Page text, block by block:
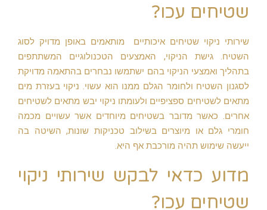
שטיחים עכו?
שירותי ניקוי שטיחים איכותיים מותאמים באופן מדויק לסוג
השטיח. גישת הניקוי, האמצעים הטכנולוגיים המשתתפים
בתהליך ואמצעי הניקוי בהם ישתמשו נבחרים בהתאמה מדויקת
לסגנון השטיח ולחומר הגלם ממנו הוא עשוי. ניקוי בעזרת מים
מתאים לשטיחים ספציפיים ולעומתו ניקוי יבש מתאים לשטיחים
אחרים. כאשר מדובר בשטיחים מיוחדים אשר עשויים מכמה
חומרי גלם או מיוצרים בשילוב טכניקות שונות, השיטה בה
ייעשה שימוש תהיה מורכבת אף היא.
מדוע כדאי לבקש שירותי ניקוי
שטיחים עכו?